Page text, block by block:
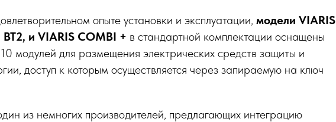
опыте установки и эксплуатации, модели VIARIS
и VIARIS COMBI + в стандартной комплектации оснащены
модулей для размещения электрических средств защиты и
доступ к которым осуществляется через запираемую на ключ
из немногих производителей, предлагающих интеграцию